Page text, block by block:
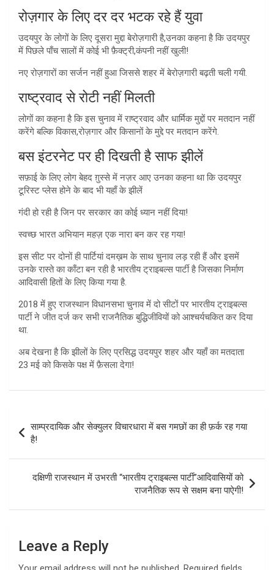
रोज़गार के लिए दर दर भटक रहे हैं युवा
उदयपुर के लोगों के लिए दूसरा मुद्दा बेरोज़गारी है,उनका कहना है कि उदयपुर
में पिछले पाँच सालों में कोई भी फ़ैक्ट्री,कंपनी नहीं खुली!
नए रोज़गारों का सर्जन नहीं हुआ जिससे शहर में बेरोज़गारी बढ़ती चली गयी.
राष्ट्रवाद से रोटी नहीं मिलती
लोगों का कहना है कि इस चुनाव में राष्ट्रवाद और धार्मिक मुद्दों पर मतदान नहीं
करेंगे बल्कि विकास,रोज़गार और किसानों के मुद्दे पर मतदान करेंगे.
बस इंटरनेट पर ही दिखती है साफ झीलें
सफ़ाई के लिए लोग बेहद ग़ुस्से में नज़र आए उनका कहना था कि उदयपुर
टूरिस्ट प्लेस होने के बाद भी यहाँ के झीलें
गंदी हो रही है जिन पर सरकार का कोई ध्यान नहीं दिया!
स्वच्छ भारत अभियान महज़ एक नारा बन कर रह गया!
इस सीट पर दोनों ही पार्टियां दमख़म के साथ चुनाव लड़ रही हैं और इसमें
उनके रास्ते का काँटा बन रही है भारतीय ट्राइबल्स पार्टी है जिसका निर्माण
आदिवासी हितों के लिए किया गया है.
2018 में हुए राजस्थान विधानसभा चुनाव में दो सीटों पर भारतीय ट्राइबल्स
पार्टी ने जीत दर्ज कर सभी राजनैतिक बुद्धिजीवियों को आश्चर्यचकित कर दिया
था.
अब देखना है कि झीलों के लिए प्रसिद्ध उदयपुर शहर और यहाँ का मतदाता
23 मई को किसके पक्ष में फ़ैसला देगा!
navigation
साम्प्रदायिक और सेक्युलर विचारधारा में बस गमछों का ही फ़र्क रह गया
है!
दक्षिणी राजस्थान में उभरती “भारतीय ट्राइबल्स पार्टी”आदिवासियों को
राजनैतिक रूप से सक्षम बना पाऐगी!
Leave a Reply